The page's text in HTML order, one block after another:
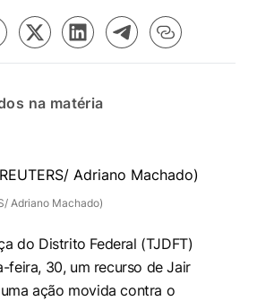
na matéria
Adriano Machado)
do Distrito Federal (TJDFT)
feira, 30, um recurso de Jair
ação movida contra o